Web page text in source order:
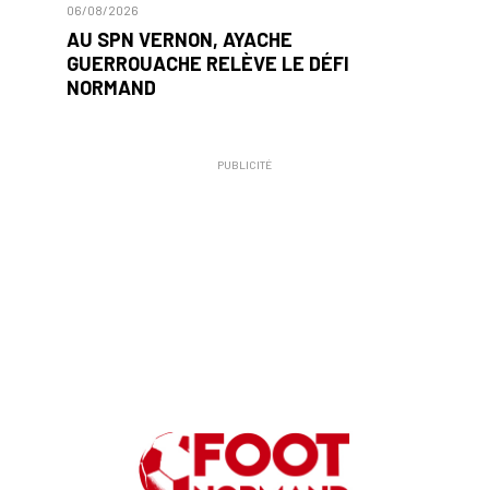
06/08/2026
AU SPN VERNON, AYACHE
GUERROUACHE RELÈVE LE DÉFI
NORMAND
PUBLICITÉ